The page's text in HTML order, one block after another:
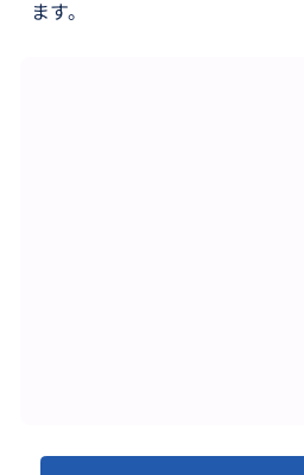
ます。